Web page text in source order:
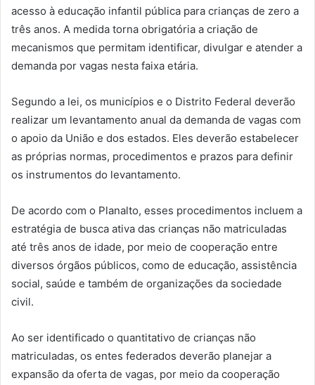
acesso à educação infantil pública para crianças de zero a
três anos. A medida torna obrigatória a criação de
mecanismos que permitam identificar, divulgar e atender a
demanda por vagas nesta faixa etária.
Segundo a lei, os municípios e o Distrito Federal deverão
realizar um levantamento anual da demanda de vagas com
o apoio da União e dos estados. Eles deverão estabelecer
as próprias normas, procedimentos e prazos para definir
os instrumentos do levantamento.
De acordo com o Planalto, esses procedimentos incluem a
estratégia de busca ativa das crianças não matriculadas
até três anos de idade, por meio de cooperação entre
diversos órgãos públicos, como de educação, assistência
social, saúde e também de organizações da sociedade
civil.
Ao ser identificado o quantitativo de crianças não
matriculadas, os entes federados deverão planejar a
expansão da oferta de vagas, por meio da cooperação